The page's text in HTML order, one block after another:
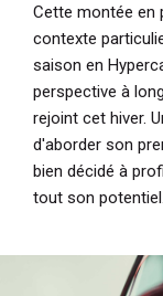
Cette montée en
contexte
saison en
perspective à
rejoint cet hiver.
d'aborder son
bien décidé à
tout son potentiel.